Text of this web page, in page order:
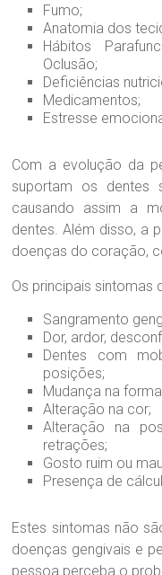
Fumo;
Anatomia dos
Hábitos
Oclusão;
Deficiências
Medicamentos;
Estresse
Com a evolução da
suportam os dentes
causando assim a
dentes. Além disso, a
doenças do coração,
Os principais sintomas
Sangramento
Dor, ardor,
Dentes com
posições;
Mudança na
Alteração na cor;
Alteração na
retrações;
Gosto ruim ou
Presença de
Estes sintomas não
doenças gengivais e
pessoa perceba o